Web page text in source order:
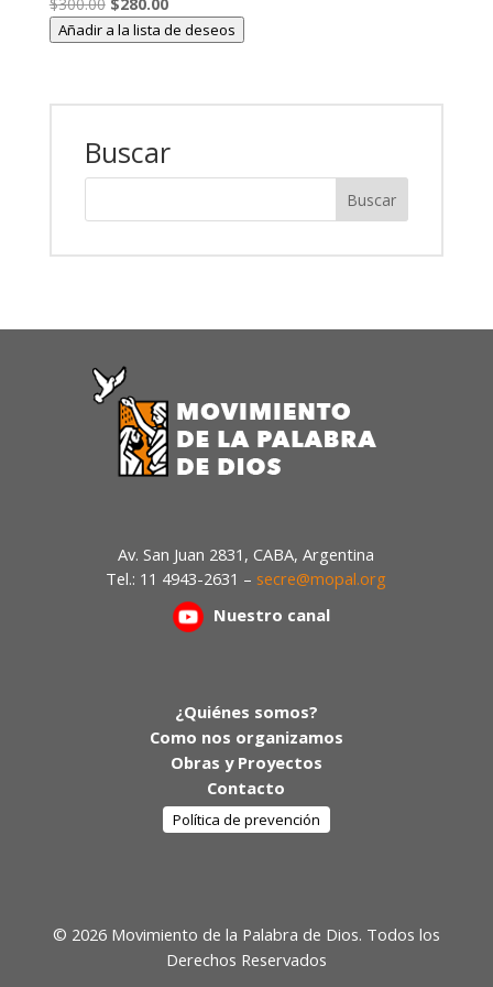
precio
$300.00.
precio
$280.00.
Añadir a la lista de deseos
Buscar
Av. San Juan 2831, CABA, Argentina
Tel.: 11 4943-2631 – secre@mopal.org
Nuestro canal
¿Quiénes somos?
Como nos organizamos
Obras y Proyectos
Contacto
Política de prevención
© 2026 Movimiento de la Palabra de Dios. Todos los
Derechos Reservados